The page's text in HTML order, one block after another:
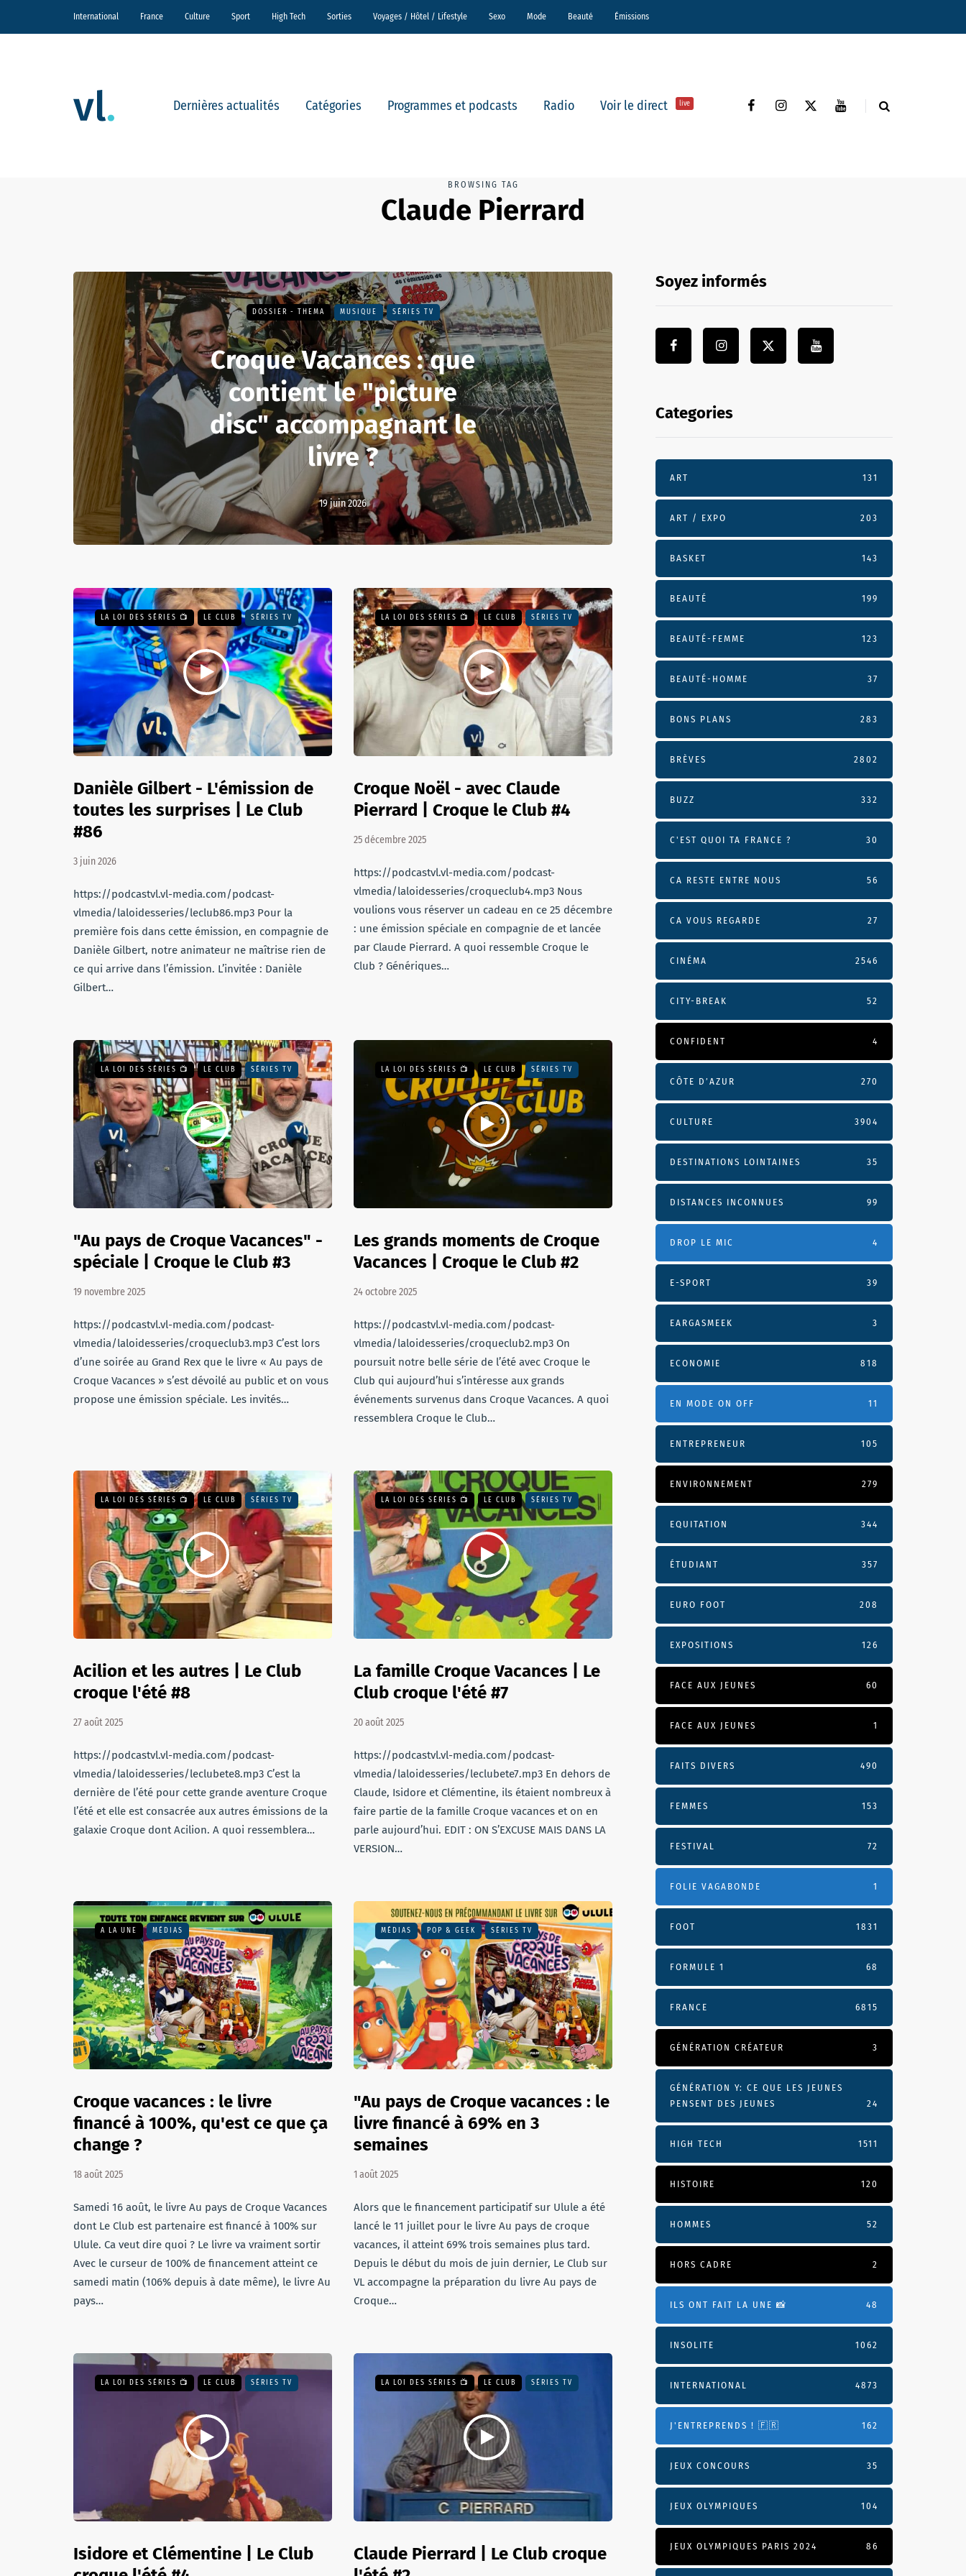
International France Culture Sport High Tech Sorties Voyages / Hôtel / Lifestyle Sexo Mode Beauté Émissions
Dernières actualités Catégories Programmes et podcasts Radio Voir le direct live
BROWSING TAG
Claude Pierrard
DOSSIER - THEMA MUSIQUE SÉRIES TV
Croque Vacances : que
contient le "picture
disc" accompagnant le
livre ?
19 juin 2026
LA LOI DES SÉRIES 📺 LE CLUB SÉRIES TV
Danièle Gilbert - L'émission de
toutes les surprises | Le Club
#86
3 juin 2026
https://podcastvl.vl-media.com/podcast-
vlmedia/laloidesseries/leclub86.mp3 Pour la
première fois dans cette émission, en compagnie de
Danièle Gilbert, notre animateur ne maîtrise rien de
ce qui arrive dans l’émission. L’invitée : Danièle
Gilbert…
LA LOI DES SÉRIES 📺 LE CLUB SÉRIES TV
Croque Noël - avec Claude
Pierrard | Croque le Club #4
25 décembre 2025
https://podcastvl.vl-media.com/podcast-
vlmedia/laloidesseries/croqueclub4.mp3 Nous
voulions vous réserver un cadeau en ce 25 décembre
: une émission spéciale en compagnie de et lancée
par Claude Pierrard. A quoi ressemble Croque le
Club ? Génériques…
LA LOI DES SÉRIES 📺 LE CLUB SÉRIES TV
"Au pays de Croque Vacances" -
spéciale | Croque le Club #3
19 novembre 2025
https://podcastvl.vl-media.com/podcast-
vlmedia/laloidesseries/croqueclub3.mp3 C’est lors
d’une soirée au Grand Rex que le livre « Au pays de
Croque Vacances » s’est dévoilé au public et on vous
propose une émission spéciale. Les invités…
LA LOI DES SÉRIES 📺 LE CLUB SÉRIES TV
Les grands moments de Croque
Vacances | Croque le Club #2
24 octobre 2025
https://podcastvl.vl-media.com/podcast-
vlmedia/laloidesseries/croqueclub2.mp3 On
poursuit notre belle série de l’été avec Croque le
Club qui aujourd’hui s’intéresse aux grands
événements survenus dans Croque Vacances. A quoi
ressemblera Croque le Club…
LA LOI DES SÉRIES 📺 LE CLUB SÉRIES TV
Acilion et les autres | Le Club
croque l'été #8
27 août 2025
https://podcastvl.vl-media.com/podcast-
vlmedia/laloidesseries/leclubete8.mp3 C’est la
dernière de l’été pour cette grande aventure Croque
l’été et elle est consacrée aux autres émissions de la
galaxie Croque dont Acilion. A quoi ressemblera…
LA LOI DES SÉRIES 📺 LE CLUB SÉRIES TV
La famille Croque Vacances | Le
Club croque l'été #7
20 août 2025
https://podcastvl.vl-media.com/podcast-
vlmedia/laloidesseries/leclubete7.mp3 En dehors de
Claude, Isidore et Clémentine, ils étaient nombreux à
faire partie de la famille Croque vacances et on en
parle aujourd’hui. EDIT : ON S’EXCUSE MAIS DANS LA
VERSION…
A LA UNE MÉDIAS
Croque vacances : le livre
financé à 100%, qu'est ce que ça
change ?
18 août 2025
Samedi 16 août, le livre Au pays de Croque Vacances
dont Le Club est partenaire est financé à 100% sur
Ulule. Ca veut dire quoi ? Le livre va vraiment sortir
Avec le curseur de 100% de financement atteint ce
samedi matin (106% depuis à date même), le livre Au
pays…
MÉDIAS POP & GEEK SÉRIES TV
"Au pays de Croque vacances : le
livre financé à 69% en 3
semaines
1 août 2025
Alors que le financement participatif sur Ulule a été
lancé le 11 juillet pour le livre Au pays de croque
vacances, il atteint 69% trois semaines plus tard.
Depuis le début du mois de juin dernier, Le Club sur
VL accompagne la préparation du livre Au pays de
Croque…
LA LOI DES SÉRIES 📺 LE CLUB SÉRIES TV
Isidore et Clémentine | Le Club
LA LOI DES SÉRIES 📺 LE CLUB SÉRIES TV
Claude Pierrard | Le Club croque
Soyez informés
Categories
ART 131
ART / EXPO 203
BASKET 143
BEAUTÉ 199
BEAUTÉ-FEMME 123
BEAUTÉ-HOMME 37
BONS PLANS 283
BRÈVES 2802
BUZZ 332
C'EST QUOI TA FRANCE ? 30
CA RESTE ENTRE NOUS 56
CA VOUS REGARDE 27
CINÉMA 2546
CITY-BREAK 52
CONFIDENT 4
CÔTE D’AZUR 270
CULTURE 3904
DESTINATIONS LOINTAINES 35
DISTANCES INCONNUES 99
DROP LE MIC 4
E-SPORT 39
EARGASMEEK 3
ECONOMIE 818
EN MODE ON OFF 11
ENTREPRENEUR 105
ENVIRONNEMENT 279
EQUITATION 344
ÉTUDIANT 357
EURO FOOT 208
EXPOSITIONS 126
FACE AUX JEUNES 60
FACE AUX JEUNES 1
FAITS DIVERS 490
FEMMES 153
FESTIVAL 72
FOLIE VAGABONDE 1
FOOT 1831
FORMULE 1 68
FRANCE 6815
GÉNÉRATION CRÉATEUR 3
GÉNÉRATION Y: CE QUE LES JEUNES
PENSENT DES JEUNES
24
HIGH TECH 1511
HISTOIRE 120
HOMMES 52
HORS CADRE 2
ILS ONT FAIT LA UNE 📸 48
INSOLITE 1062
INTERNATIONAL 4873
J'ENTREPRENDS ! 🇫🇷 162
JEUX CONCOURS 35
JEUX OLYMPIQUES 104
JEUX OLYMPIQUES PARIS 2024 86